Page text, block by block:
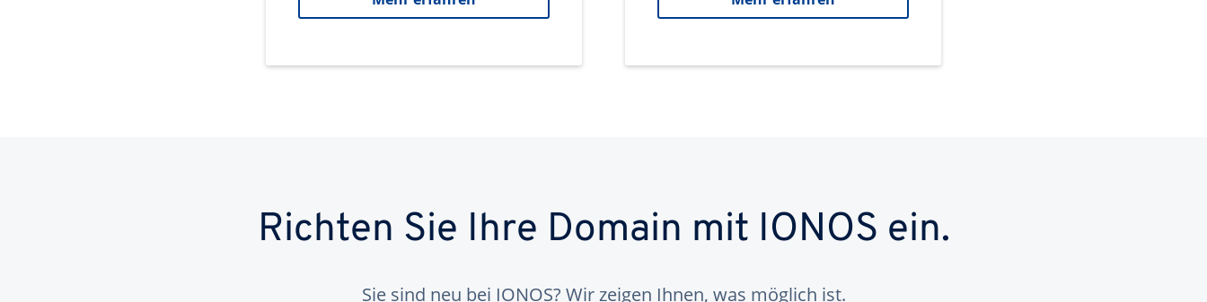
Richten Sie Ihre Domain mit IONOS ein.
Sie sind neu bei IONOS? Wir zeigen Ihnen, was möglich ist.